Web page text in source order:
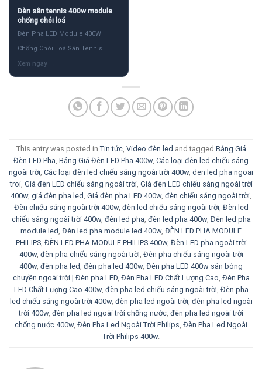
Đèn sân tennis 400w module
chống chói loá
Đèn Pha LED Module 400W
Chống Chói Loá Sân Tennis
This entry was posted in Tin tức, Video đèn led and tagged Bảng Giá
Đèn LED Pha Bảng Giá Đèn LED Pha 400w, Các loại đèn led chiếu sáng
ngoài trời Các loại đèn led chiếu sáng ngoài trời 400w, den led pha ngoai
troi Giá đèn LED chiếu sáng ngoài trời Giá đèn LED chiếu sáng ngoài trời
400w, giá đèn pha led Giá đèn pha LED 400w, đèn chiếu sáng ngoài trời
Đèn chiếu sáng ngoài trời 400w, đèn led chiếu sáng ngoài trời Đèn led
chiếu sáng ngoài trời 400w, đèn led pha đèn led pha 400w, Đèn led pha
module led Đèn led pha module led 400w, ĐÈN LED PHA MODULE
PHILIPS, ĐÈN LED PHA MODULE PHILIPS 400w, Đèn LED pha ngoài trời
400w, đèn pha chiếu sáng ngoài trời Đèn pha chiếu sáng ngoài trời
400w, đèn pha led đèn pha led 400w, Đèn pha LED 400w sân bóng
chuyền ngoài trời | Đèn pha LED, Đèn Pha LED Chất Lượng Cao Đèn Pha
LED Chất Lượng Cao 400w, đèn pha led chiếu sáng ngoài trời Đèn pha
led chiếu sáng ngoài trời 400w, đèn pha led ngoài trời đèn pha led ngoài
trời 400w, đèn pha led ngoài trời chống nước đèn pha led ngoài trời
chống nước 400w, Đèn Pha Led Ngoài Trời Philips Đèn Pha Led Ngoài
Trời Philips 400w.